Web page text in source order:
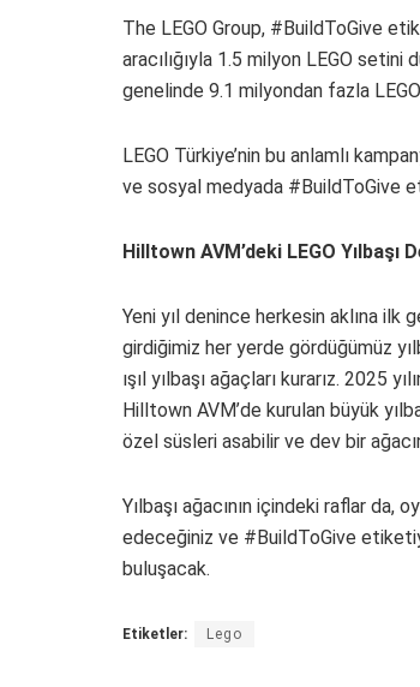
The LEGO Group, #BuildToGive
aracılığıyla 1.5 milyon LEGO
genelinde 9.1 milyondan fazla
LEGO Türkiye’nin bu anlamlı
ve sosyal medyada #BuildToGive
Hilltown AVM’deki LEGO Yılbaşı
Yeni yıl denince herkesin aklına ilk
girdiğimiz her yerde gördüğümüz
ışıl yılbaşı ağaçları kurarız. 2025
Hilltown AVM’de kurulan büyük
özel süsleri asabilir ve dev bir
Yılbaşı ağacının içindeki raflar da,
edeceğiniz ve #BuildToGive
buluşacak.
Etiketler: Lego